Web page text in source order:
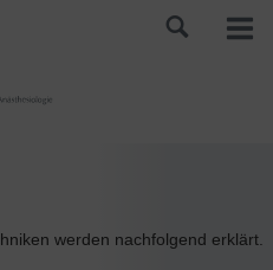
werden nachfolgend erklärt.